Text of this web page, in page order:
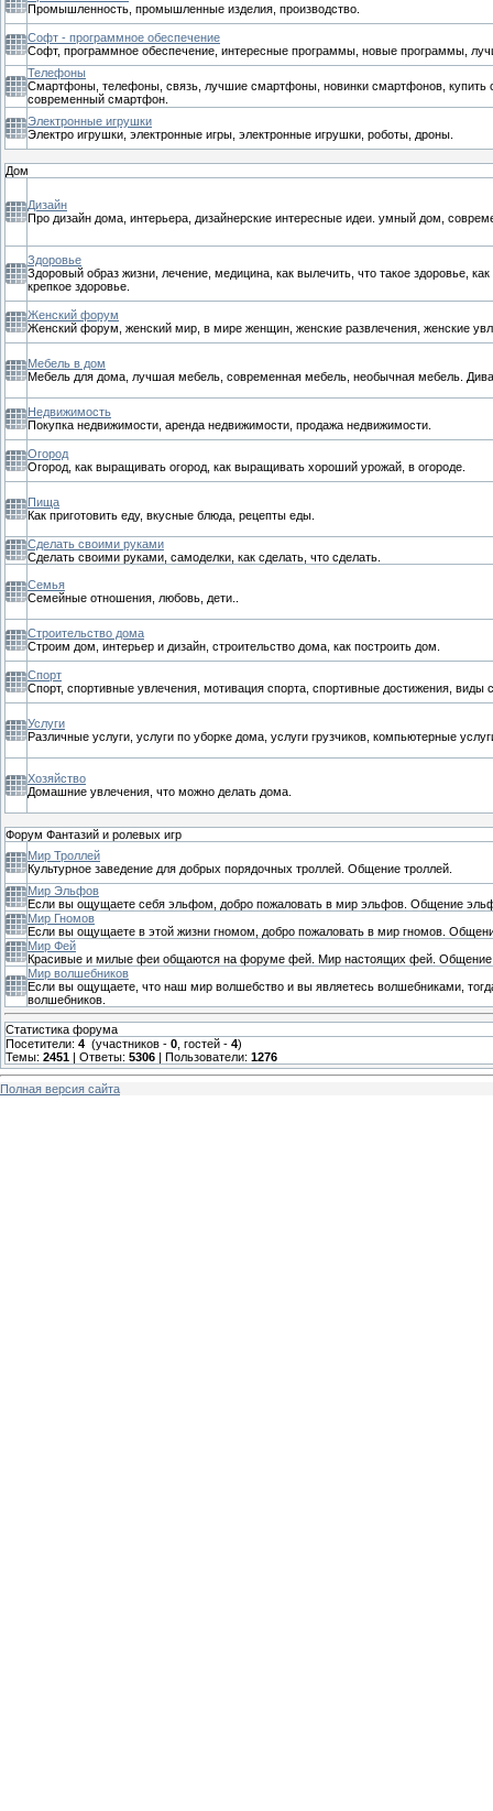
Промышленность, промышленные изделия, производство.
Софт - программное обеспечение
Софт, программное обеспечение, интересные программы, новые программы,
Телефоны
Смартфоны, телефоны, связь, лучшие смартфоны, новинки смартфонов, купить
современный смартфон.
Электронные игрушки
Электро игрушки, электронные игры, электронные игрушки, роботы, дроны.
Дом
Дизайн
Про дизайн дома, интерьера, дизайнерские интересные идеи. умный дом,
Здоровье
Здоровый образ жизни, лечение, медицина, как вылечить, что такое здоровье,
крепкое здоровье.
Женский форум
Женский форум, женский мир, в мире женщин, женские развлечения, женские
Мебель в дом
Мебель для дома, лучшая мебель, современная мебель, необычная мебель.
Недвижимость
Покупка недвижимости, аренда недвижимости, продажа недвижимости.
Огород
Огород, как выращивать огород, как выращивать хороший урожай, в огороде.
Пища
Как приготовить еду, вкусные блюда, рецепты еды.
Сделать своими руками
Сделать своими руками, самоделки, как сделать, что сделать.
Семья
Семейные отношения, любовь, дети..
Строительство дома
Строим дом, интерьер и дизайн, строительство дома, как построить дом.
Спорт
Спорт, спортивные увлечения, мотивация спорта, спортивные достижения, виды
Услуги
Различные услуги, услуги по уборке дома, услуги грузчиков, компьютерные
Хозяйство
Домашние увлечения, что можно делать дома.
Форум Фантазий и ролевых игр
Мир Троллей
Культурное заведение для добрых порядочных троллей. Общение троллей.
Мир Эльфов
Если вы ощущаете себя эльфом, добро пожаловать в мир эльфов. Общение
Мир Гномов
Если вы ощущаете в этой жизни гномом, добро пожаловать в мир гномов.
Мир Фей
Красивые и милые феи общаются на форуме фей. Мир настоящих фей.
Мир волшебников
Если вы ощущаете, что наш мир волшебство и вы являетесь волшебниками,
волшебников.
Статистика форума
Посетители: 4 (участников - 0 , гостей - 4)
Темы: 2451 | Ответы: 5306 | Пользователи: 1276
Полная версия сайта